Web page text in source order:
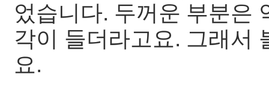
었습니다. 두꺼운 부분은
각이 들더라고요. 그래서
요.